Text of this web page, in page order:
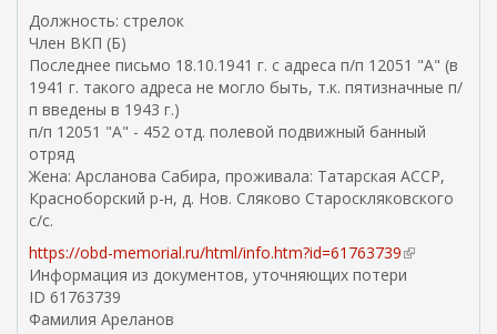
Должность: стрелок
Член ВКП (Б)
Последнее письмо 18.10.1941 г. с адреса п/п 12051 "А" (в
1941 г. такого адреса не могло быть, т.к. пятизначные п/
п введены в 1943 г.)
п/п 12051 "А" - 452 отд. полевой подвижный банный
отряд
Жена: Арсланова Сабира, проживала: Татарская АССР,
Красноборский р-н, д. Нов. Сляково Староскляковского
с/с.
https://obd-memorial.ru/html/info.htm?id=61763739(
в
Информация из документов, уточняющих потери
ID 61763739
Фамилия Ареланов